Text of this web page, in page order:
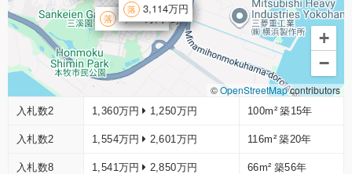
4,560万円
3,554万円
3,114万円
+
−
©OpenStreetMapcontributors
入札数2 1,360万円 1,250万円 100m² 築15年
入札数2 1,554万円 2,601万円 116m² 築20年
入札数8 1,541万円 2,850万円 66m² 築56年